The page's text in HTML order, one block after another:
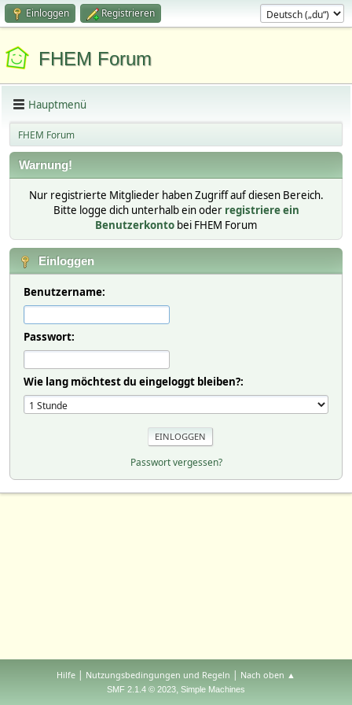
Einloggen Registrieren
FHEM Forum
Hauptmenü
FHEM Forum
Warnung!
Nur registrierte Mitglieder haben Zugriff auf diesen Bereich.
Bitte logge dich unterhalb ein oder registriere ein
Benutzerkonto bei FHEM Forum
Einloggen
Benutzername:
Passwort:
Wie lang möchtest du eingeloggt bleiben?:
Passwort vergessen?
Hilfe | Nutzungsbedingungen und Regeln | Nach oben ▲
SMF 2.1.4 © 2023, Simple Machines